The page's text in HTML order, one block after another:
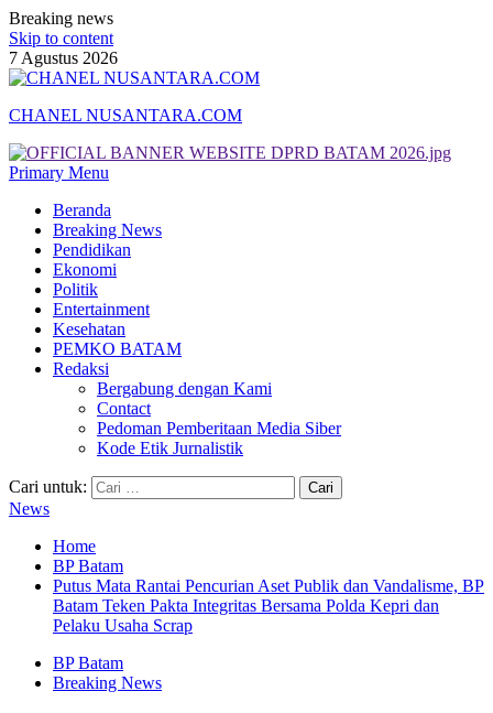
Breaking news
Skip to content
7 Agustus 2026
CHANEL NUSANTARA.COM
Primary Menu
Beranda
Breaking News
Pendidikan
Ekonomi
Politik
Entertainment
Kesehatan
PEMKO BATAM
Redaksi
Bergabung dengan Kami
Contact
Pedoman Pemberitaan Media Siber
Kode Etik Jurnalistik
Cari untuk:
News
Home
BP Batam
Putus Mata Rantai Pencurian Aset Publik dan Vandalisme, BP
Batam Teken Pakta Integritas Bersama Polda Kepri dan
Pelaku Usaha Scrap
BP Batam
Breaking News